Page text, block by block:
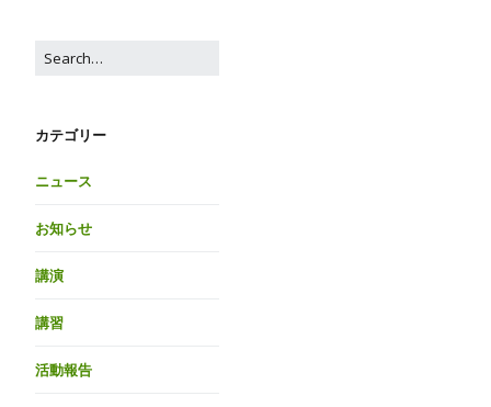
カテゴリー
ニュース
お知らせ
講演
講習
活動報告